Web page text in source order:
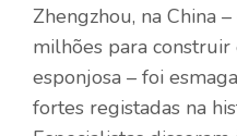
Zhengzhou, na China
milhões para
esponjosa – foi
fortes registadas na